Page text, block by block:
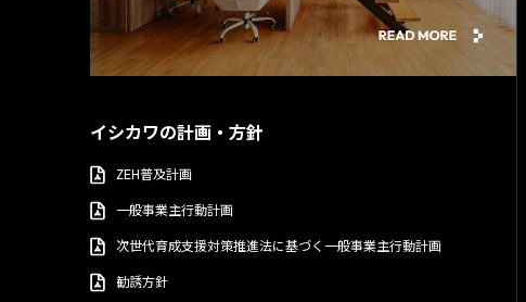
イシカワの計画・方針
ZEH普及計画
一般事業主行動計画
次世代育成支援対策推進法に基づく一般事業主行動計画
勧誘方針